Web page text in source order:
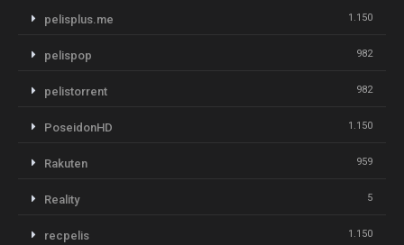
pelisplus.me 1.150
pelispop 982
pelistorrent 982
PoseidonHD 1.150
Rakuten 959
Reality 5
recpelis 1.150